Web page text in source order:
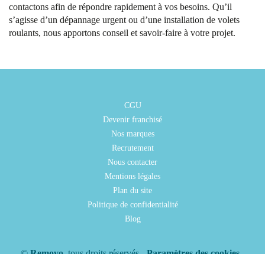
contactons afin de répondre rapidement à vos besoins. Qu’il
s’agisse d’un dépannage urgent ou d’une installation de volets
roulants, nous apportons conseil et savoir-faire à votre projet.
CGU
Devenir franchisé
Nos marques
Recrutement
Nous contacter
Mentions légales
Plan du site
Politique de confidentialité
Blog